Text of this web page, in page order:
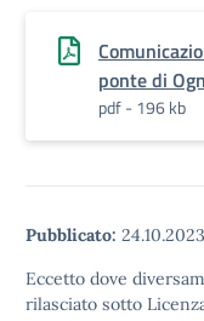
ponte di
pdf - 196 kb
Pubblicato: 24.10.2023
Eccetto dove
rilasciato sotto